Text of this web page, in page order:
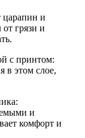
царапин и
грязи и
с принтом:
в этом слое,
и
комфорт и